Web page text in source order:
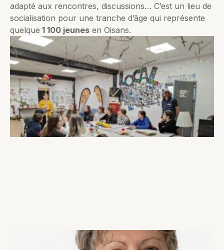
adapté aux rencontres, discussions… C’est un lieu de
socialisation pour une tranche d’âge qui représente
quelque 1 100 jeunes en Oisans.